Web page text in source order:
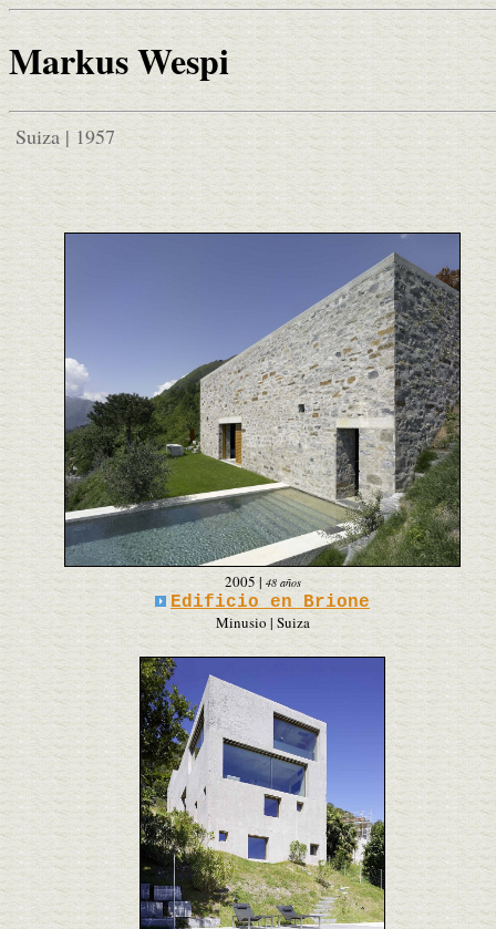
Markus Wespi
Suiza | 1957
2005| 48 años
Edificio en Brione
Minusio | Suiza